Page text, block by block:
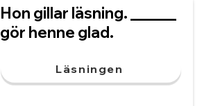
Hon gillar läsning. ______
gör henne glad.
Läsningen